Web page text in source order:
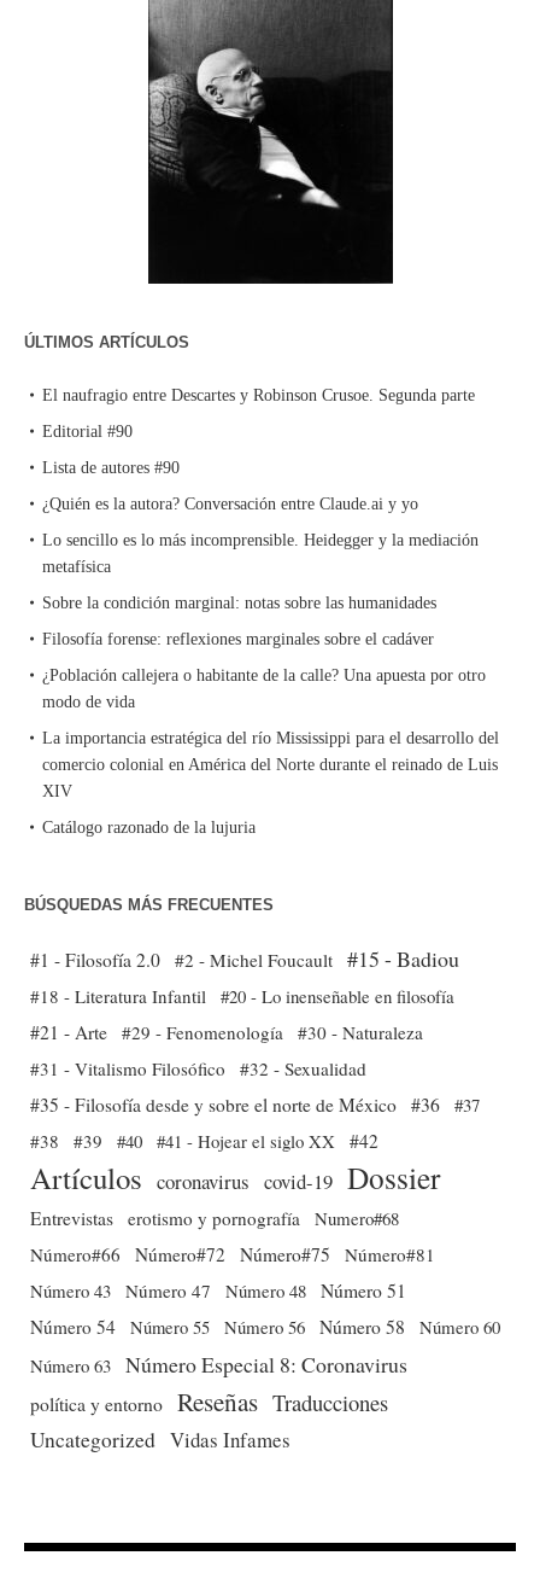
ÚLTIMOS ARTÍCULOS
El naufragio entre Descartes y Robinson Crusoe. Segunda parte
Editorial #90
Lista de autores #90
¿Quién es la autora? Conversación entre Claude.ai y yo
Lo sencillo es lo más incomprensible. Heidegger y la mediación
metafísica
Sobre la condición marginal: notas sobre las humanidades
Filosofía forense: reflexiones marginales sobre el cadáver
¿Población callejera o habitante de la calle? Una apuesta por otro
modo de vida
La importancia estratégica del río Mississippi para el desarrollo del
comercio colonial en América del Norte durante el reinado de Luis
XIV
Catálogo razonado de la lujuria
BÚSQUEDAS MÁS FRECUENTES
#1 - Filosofía 2.0 #2 - Michel Foucault #15 - Badiou
#18 - Literatura Infantil #20 - Lo inenseñable en filosofía
#21 - Arte #29 - Fenomenología
#30 - Naturaleza
#31 - Vitalismo Filosófico
#32 - Sexualidad
#35 - Filosofía desde y sobre el norte de México #36 #37
#38
#39 #40 #41 - Hojear el siglo XX #42
Artículos coronavirus covid-19 Dossier
Entrevistas erotismo y pornografía
Numero#68
Número#66
Número#72 Número#75
Número#81
Número 43 Número 47 Número 48 Número 51
Número 54 Número 55 Número 56 Número 58
Número 60
Número 63 Número Especial 8: Coronavirus
política y entorno Reseñas Traducciones
Uncategorized Vidas Infames